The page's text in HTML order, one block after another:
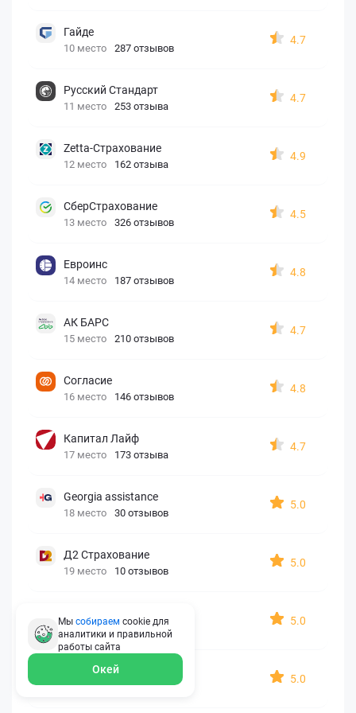
Гайде
10 место 287 отзывов
4.7
Русский Стандарт
11 место 253 отзыва
4.7
Zetta-Страхование
12 место 162 отзыва
4.9
СберСтрахование
13 место 326 отзывов
4.5
Евроинс
14 место 187 отзывов
4.8
АК БАРС
15 место 210 отзывов
4.7
Согласие
16 место 146 отзывов
4.8
Капитал Лайф
17 место 173 отзыва
4.7
Georgia assistance
18 место 30 отзывов
5.0
Д2 Страхование
19 место 10 отзывов
5.0
20 место 7 отзывов
5.0
OxySport
21 место 6 отзывов
5.0
Мы собираем cookie для
аналитики и правильной
работы сайта
Окей